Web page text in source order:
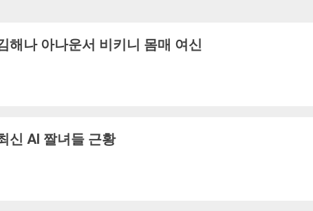
해나 아나운서 비키니 몸매 여신
신 AI 짤녀들 근황